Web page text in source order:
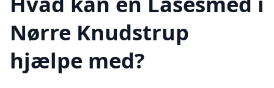
Nørre Knudstrup
hjælpe med?